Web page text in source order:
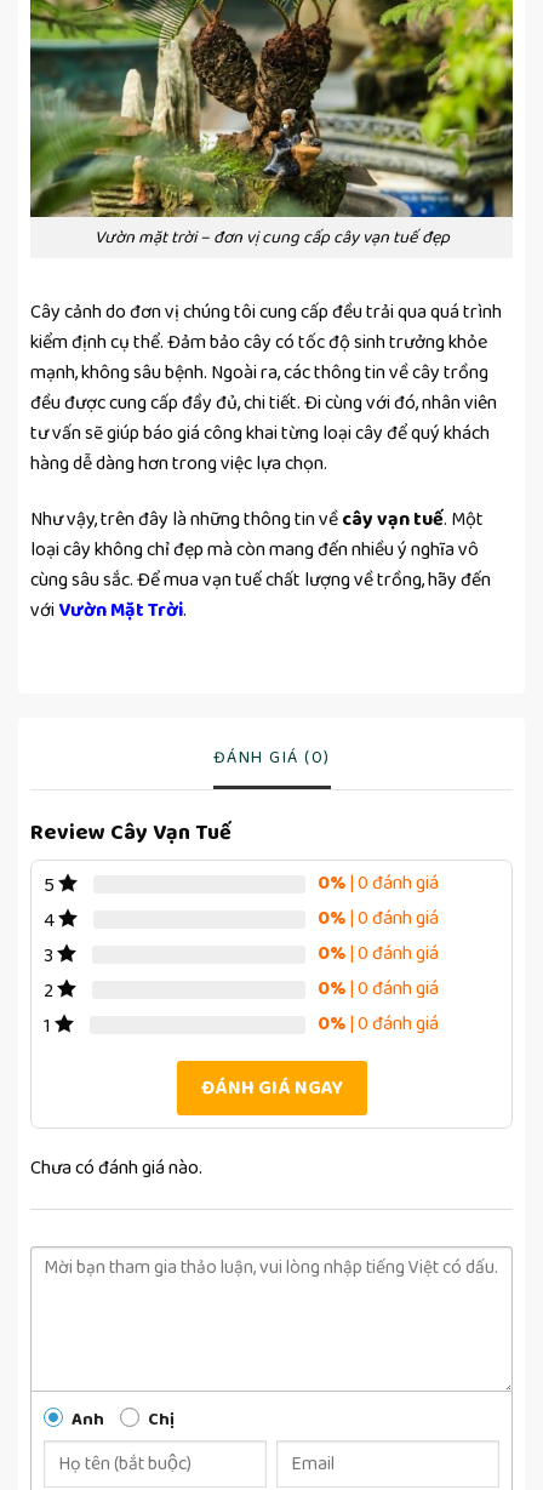
Vườn mặt trời – đơn vị cung cấp cây vạn tuế đẹp
Cây cảnh do đơn vị chúng tôi cung cấp đều trải qua quá trình
kiểm định cụ thể. Đảm bảo cây có tốc độ sinh trưởng khỏe
mạnh, không sâu bệnh. Ngoài ra, các thông tin về cây trồng
đều được cung cấp đầy đủ, chi tiết. Đi cùng với đó, nhân viên
tư vấn sẽ giúp báo giá công khai từng loại cây để quý khách
hàng dễ dàng hơn trong việc lựa chọn.
Như vậy, trên đây là những thông tin vềcây vạn tuế. Một
loại cây không chỉ đẹp mà còn mang đến nhiều ý nghĩa vô
cùng sâu sắc. Để mua vạn tuế chất lượng về trồng, hãy đến
vớiVườn Mặt Trời.
ĐÁNH GIÁ (0)
Review Cây Vạn Tuế
5 0%| 0 đánh giá
4
0%| 0 đánh giá
3
0%| 0 đánh giá
2
0%| 0 đánh giá
1
0%| 0 đánh giá
ĐÁNH GIÁ NGAY
Chưa có đánh giá nào.
Anh Chị